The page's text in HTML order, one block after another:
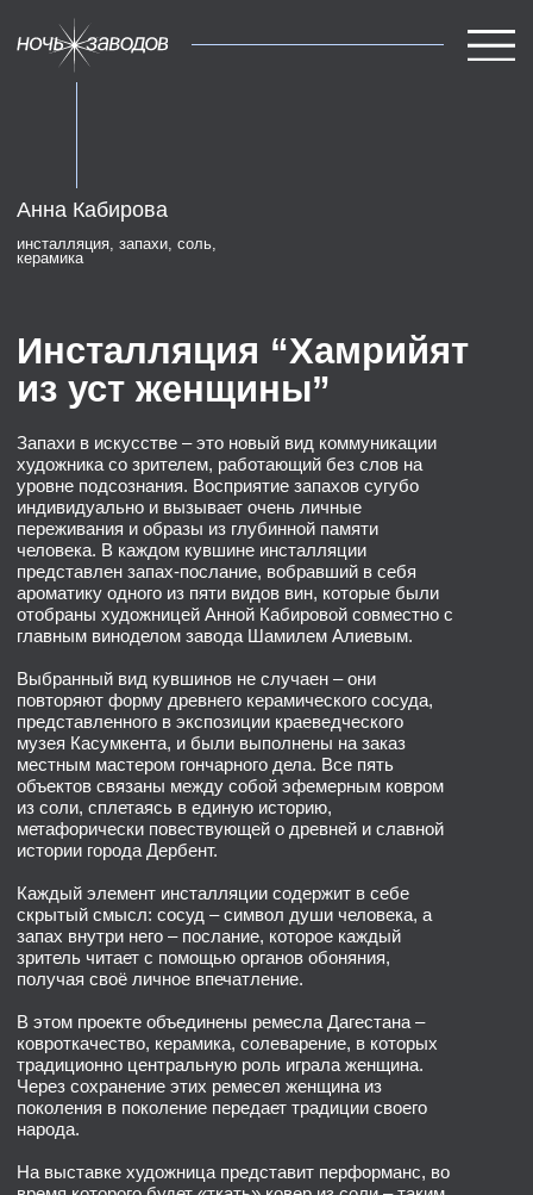
участники
карта
Инсталляция “Хамрийят
уровне подсознания. Восприятие запахов сугубо
индивидуально и вызывает очень личные
человека. В каждом кувшине инсталляции
представлен запах-послание, вобравший в себя
отобраны художницей Анной Кабировой совместно с
главным виноделом завода Шамилем Алиевым.
Выбранный вид кувшинов не случаен – они
повторяют форму древнего керамического сосуда,
представленного в экспозиции краеведческого
музея Касумкента, и были выполнены на заказ
местным мастером гончарного дела. Все пять
объектов связаны между собой эфемерным ковром
из соли, сплетаясь в единую историю,
метафорически повествующей о древней и славной
истории города Дербент.
Каждый элемент инсталляции содержит в себе
зритель читает с помощью органов обоняния,
получая своё личное впечатление.
В этом проекте объединены ремесла Дагестана –
ковроткачество, керамика, солеварение, в которых
традиционно центральную роль играла женщина.
Через сохранение этих ремесел женщина из
поколения в поколение передает традиции своего
народа.
На выставке художница представит перформанс, во
время которого будет «ткать» ковер из соли – таким
стать соавтором этой работы, вплетая свой узор –
свою личную историю – в общий рисунок ковра,
объединяя таким образом древнее, прошлое с
настоящим.
«Переходя на метафорический язык, вино
перестает быть вином. Вдыхание запаха вина –
инсталляции олицетворяет собой душу искателя
истины. Белый цвет выражает чистоту и
духовность. В инсталляции спрятаны 12 вуалей
глубинных философских смыслов. Возможно, кто-
то раскроет их все, а кто-то найдет свои
послания»